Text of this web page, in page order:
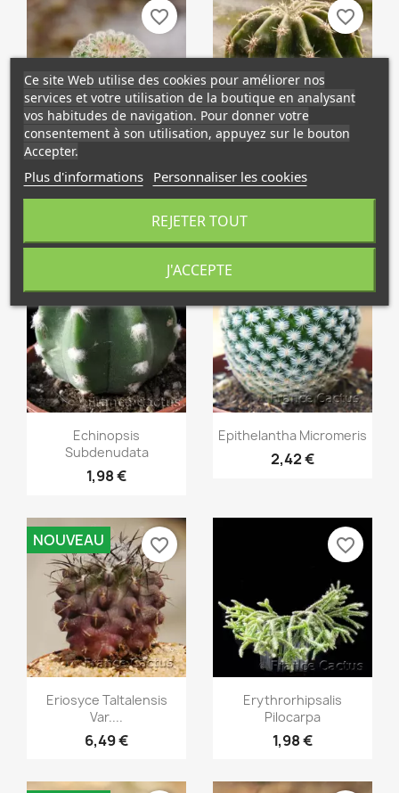
Echinocereus
Pectinatus
favorite_border

Echinopsis Oxygona
1,98 €
favorite_border
Aperçu rapide
Echinopsis
Subdenudata
1,98 €
favorite_border
Aperçu rapide
Epithelantha Micromeris
2,42 €
NOUVEAU
Aperçu rapide
Eriosyce Taltalensis
Var....
6,49 €
NOUVEAU favorite_border
Aperçu rapide
Erythrorhipsalis
Pilocarpa
1,98 €
favorite_border
Ce site Web utilise des cookies pour améliorer nos
services et votre utilisation de la boutique en analysant
vos habitudes de navigation. Pour donner votre
consentement à son utilisation, appuyez sur le bouton
Accepter.
Plus d'informations Personnaliser les cookies
REJETER TOUT
J'ACCEPTE